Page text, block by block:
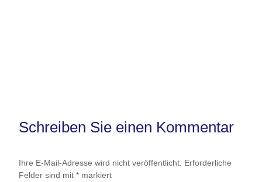
Schreiben Sie einen Kommentar
Ihre E-Mail-Adresse wird nicht veröffentlicht. Erforderliche
Felder sind mit *markiert